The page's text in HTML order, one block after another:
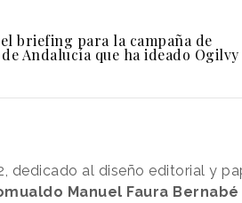
briefing para la campaña de
Andalucía que ha ideado Ogilvy
dedicado al diseño editorial y
Manuel Faura Bernabé